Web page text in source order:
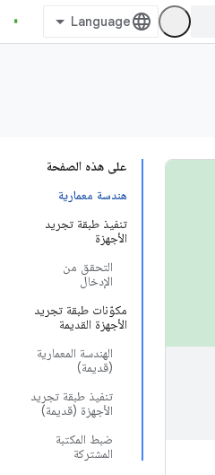
على هذه الصفحة
هندسة معمارية
تنفيذ طبقة تجريد
الأجهزة
التحقق من
الإدخال
مكوّنات طبقة تجريد
الأجهزة القديمة
الهندسة المعمارية
(قديمة)
تنفيذ طبقة تجريد
الأجهزة (قديمة)
ضبط المكتبة
المشتركة